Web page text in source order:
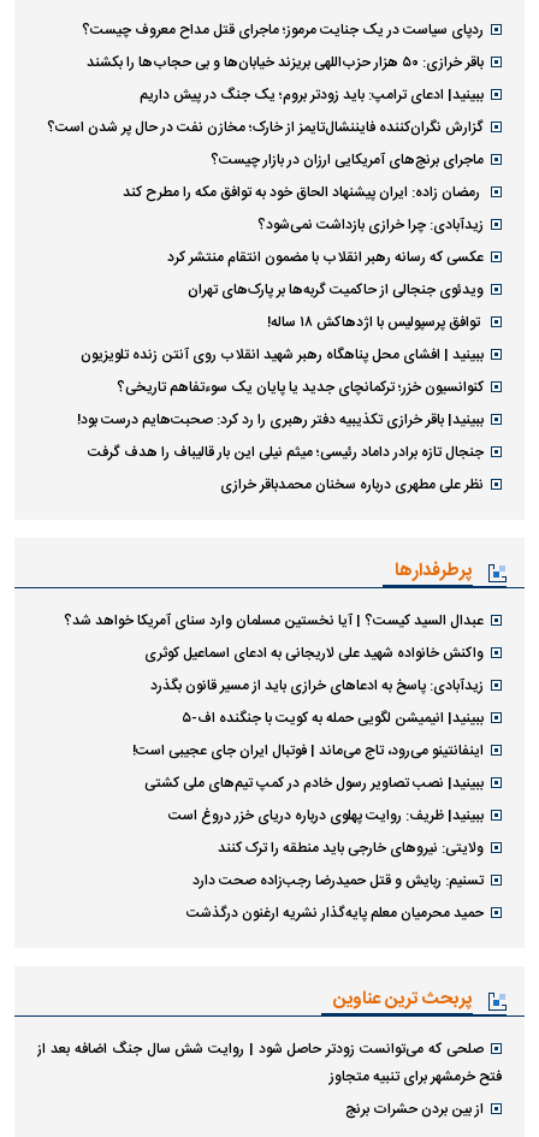
ردپای سیاست در یک جنایت مرموز؛ ماجرای قتل مداح معروف چیست؟
باقر خرازی: ۵۰ هزار حزب‌اللهی بریزند خیابان‌ها و بی حجاب‌ها را بکشند
ببینید| ادعای ترامپ: باید زودتر بروم؛ یک جنگ در پیش داریم
گزارش نگران‌کننده فایننشال‌تایمز از خارک؛ مخازن نفت در حال پر شدن است؟
ماجرای برنج‌های آمریکایی ارزان در بازار چیست؟
رمضان زاده: ایران پیشنهاد الحاق خود به توافق مکه را مطرح کند
زیدآبادی: چرا خرازی بازداشت نمی‌شود؟
عکسی که رسانه رهبر انقلاب با مضمون انتقام منتشر کرد
ویدئوی جنجالی از حاکمیت گربه‌ها بر پارک‌های تهران
توافق پرسپولیس با اژدهاکش ۱۸ ساله!
ببینید | افشای محل پناهگاه رهبر شهید انقلاب روی آنتن زنده تلویزیون
کنوانسیون خزر؛ ترکمانچای جدید یا پایان یک سوءتفاهم تاریخی؟
ببینید| باقر خرازی تکذیبیه دفتر رهبری را رد کرد: صحبت‌هایم درست بود!
جنجال تازه برادر داماد رئیسی؛ میثم نیلی این بار قالیباف را هدف گرفت
نظر علی مطهری درباره سخنان محمدباقر خرازی
پرطرفدارها
عبدال السید کیست؟ | آیا نخستین مسلمان وارد سنای آمریکا خواهد شد؟
واکنش خانواده شهید علی لاریجانی به ادعای اسماعیل کوثری
زیدآبادی: پاسخ به ادعا‌های خرازی باید از مسیر قانون بگذرد
ببینید| انیمیشن لگویی حمله به کویت با جنگنده اف-۵
اینفانتینو می‌رود، تاج می‌ماند | فوتبال ایران جای عجیبی است!
ببینید| نصب تصاویر رسول خادم در کمپ تیم‌های ملی کشتی
ببینید| ظریف: روایت پهلوی درباره دریای خزر دروغ است
ولایتی: نیرو‌های خارجی باید منطقه را ترک کنند
تسنیم: ربایش و قتل حمیدرضا رجب‌زاده صحت دارد
حمید محرمیان معلم پایه‌گذار نشریه ارغنون درگذشت
پربحث ترین عناوین
صلحی که می‌توانست زودتر حاصل شود | روایت شش سال جنگ اضافه بعد از
فتح خرمشهر برای تنبیه متجاوز
از بین بردن حشرات برنج